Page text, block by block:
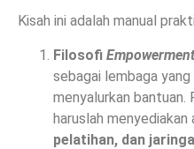
Kisah ini adalah manual
Filosofi Empowerment
sebagai lembaga
menyalurkan bantuan.
haruslah menyediakan
pelatihan, dan